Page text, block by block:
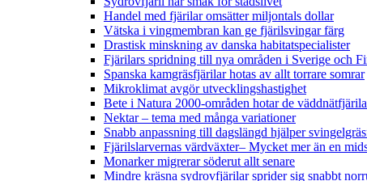
Handel med fjärilar omsätter miljontals dollar
Vätska i vingmembran kan ge fjärilsvingar färg
Drastisk minskning av danska habitatspecialister
Fjärilars spridning till nya områden i Sverige och
Spanska kamgräsfjärilar hotas av allt torrare somrar
Mikroklimat avgör utvecklingshastighet
Bete i Natura 2000-områden hotar de
Nektar – tema med många variationer
Snabb anpassning till dagslängd hjälper
Fjärilslarvernas värdväxter– Mycket mer än en
Monarker migrerar söderut allt senare
Mindre kräsna sydrovfjärilar sprider sig snabbt